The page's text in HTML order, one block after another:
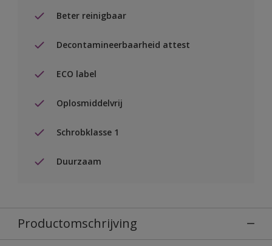
Beter reinigbaar
Decontamineerbaarheid attest
ECO label
Oplosmiddelvrij
Schrobklasse 1
Duurzaam
Productomschrijving